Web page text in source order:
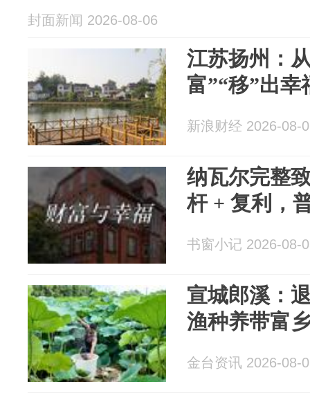
封面新闻 2026-08-06
江苏扬州：
富”“移”出幸
新浪财经 2026-08-
纳瓦尔完整
杆 + 复利，
书窗小记 2026-08-
宣城郎溪：
渔种养带富
金台资讯 2026-08-